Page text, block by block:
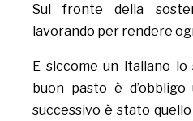
Sul fronte della
lavorando per rendere
E siccome un italiano
buon pasto è
successivo è stato